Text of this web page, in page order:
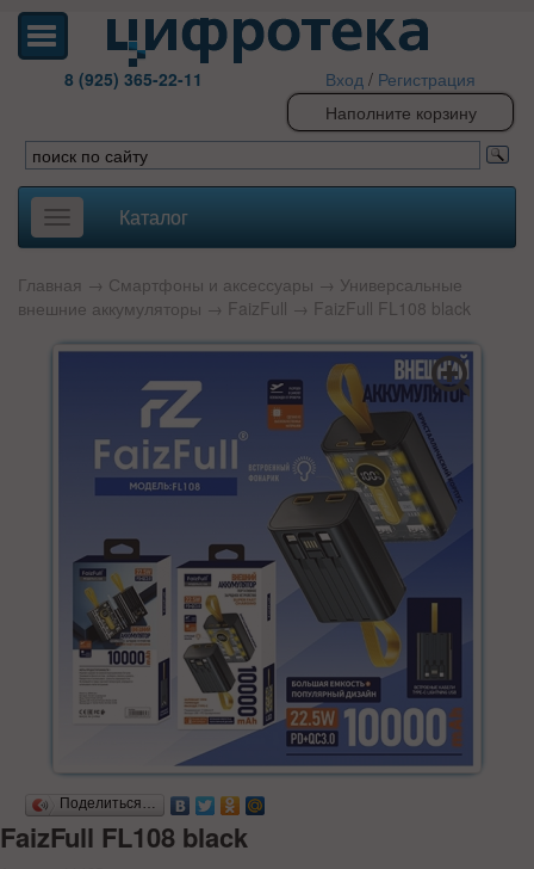
8 (925) 365-22-11 Вход / Регистрация
Наполните корзину
Toggle
navigation
Каталог
Главная → Смартфоны и аксессуары → Универсальные
внешние аккумуляторы → FaizFull → FaizFull FL108 black
Поделиться…
FaizFull FL108 black